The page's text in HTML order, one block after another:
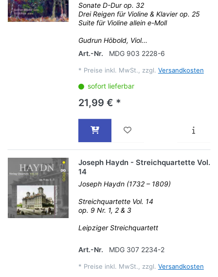
Sonate D-Dur op. 32
Drei Reigen für Violine & Klavier op. 25
Suite für Violine allein e-Moll
Gudrun Höbold, Viol...
Art.-Nr.
MDG 903 2228-6
* Preise inkl. MwSt., zzgl. Versandkosten
sofort lieferbar
21,99 € *
Joseph Haydn - Streichquartette Vol.
14
Joseph Haydn (1732 – 1809)
Streichquartette Vol. 14
op. 9 Nr. 1, 2 & 3
Leipziger Streichquartett
Art.-Nr. MDG 307 2234-2
* Preise inkl. MwSt., zzgl. Versandkosten